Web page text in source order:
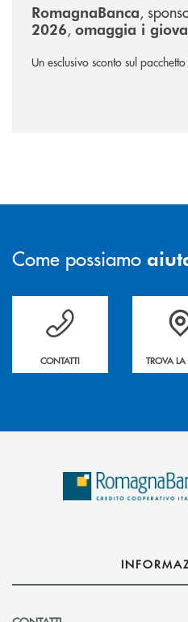
RomagnaBanca,
2026, omaggia i
Un esclusivo sconto sul
Come possiamo
Per ogni necessità compila il form
CONTATTI TROVA LA